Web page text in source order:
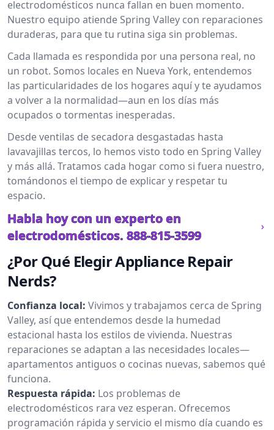
electrodomésticos nunca fallan en buen momento.
Nuestro equipo atiende Spring Valley con reparaciones
duraderas, para que tu rutina siga sin problemas.
Cada llamada es respondida por una persona real, no
un robot. Somos locales en Nueva York, entendemos
las particularidades de los hogares aquí y te ayudamos
a volver a la normalidad—aun en los días más
ocupados o tormentas inesperadas.
Desde ventilas de secadora desgastadas hasta
lavavajillas tercos, lo hemos visto todo en Spring Valley
y más allá. Tratamos cada hogar como si fuera nuestro,
tomándonos el tiempo de explicar y respetar tu
espacio.
Habla hoy con un experto en
electrodomésticos. 888-815-3599
¿Por Qué Elegir Appliance Repair
Nerds?
Confianza local: Vivimos y trabajamos cerca de Spring
Valley, así que entendemos desde la humedad
estacional hasta los estilos de vivienda. Nuestras
reparaciones se adaptan a las necesidades locales—
apartamentos antiguos o cocinas nuevas, sabemos qué
funciona.
Respuesta rápida: Los problemas de
electrodomésticos rara vez esperan. Ofrecemos
programación rápida y servicio el mismo día cuando es